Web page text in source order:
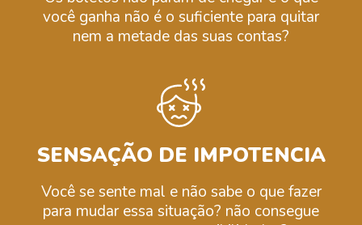
você ganha não é o suficiente para quitar
nem a metade das suas contas?
SENSAÇÃO DE IMPOTENCIA
Você se sente mal e não sabe o que fazer
para mudar essa situação? não consegue